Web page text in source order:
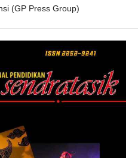
(GP Press Group)